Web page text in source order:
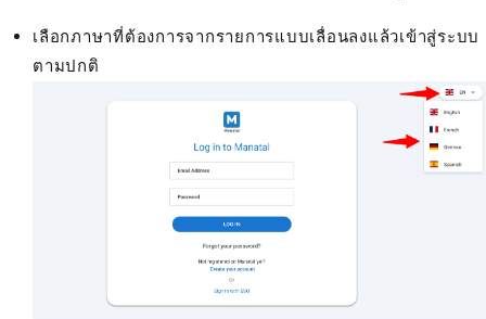
เลือกภาษาที่ต้องการจากรายการแบบเลื่อนลงแล้วเข้าสู่ระบบ
ตามปกติ